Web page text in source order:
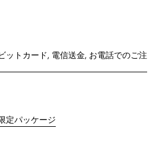
ィックサービス
ットカード, 電信送金, お電話でのご注
定パッケージ